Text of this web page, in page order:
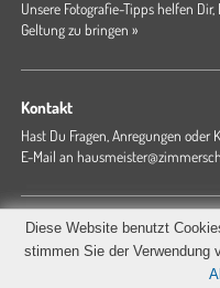
Unsere Fotografie-Tipps helfen
Geltung zu bringen »
Kontakt
Hast Du Fragen, Anregungen
E-Mail an
Forum Magazin AGB Presse
Hausordnung
Diese Website benutzt
stimmen Sie der Verwendung